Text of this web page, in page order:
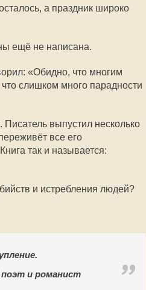
а праздник широко
ещё не написана.
«Обидно, что многим
слишком много парадности
выпустил несколько
все его
так и называется:
и истребления людей?
поэт и романист